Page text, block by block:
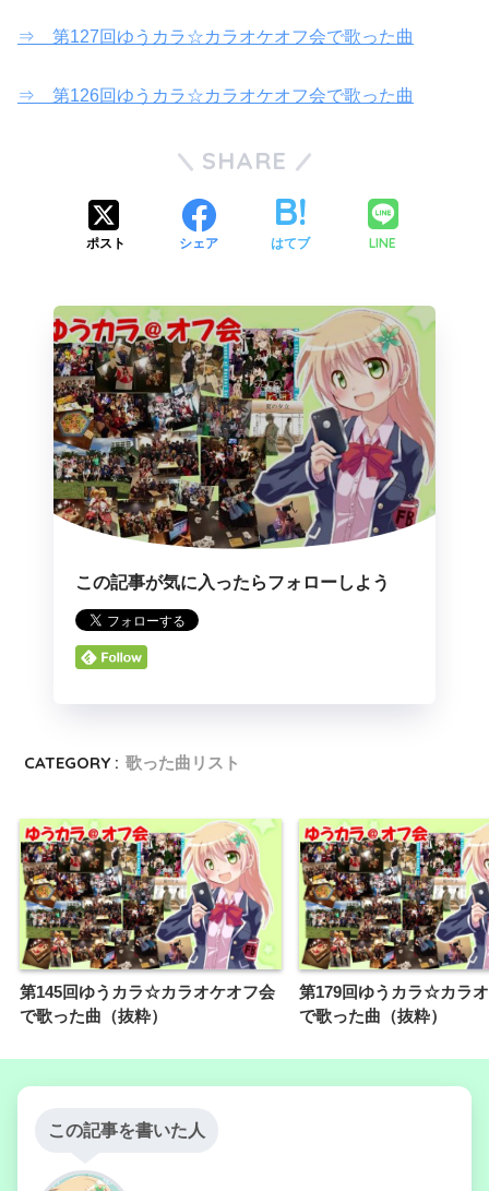
⇒ 第127回ゆうカラ☆カラオケオフ会で歌った曲
⇒ 第126回ゆうカラ☆カラオケオフ会で歌った曲
SHARE
ポスト シェア はてブ LINE
この記事が気に入ったらフォローしよう
CATEGORY : 歌った曲リスト
第145回ゆうカラ☆カラオケオフ会
で歌った曲（抜粋）
第179回ゆうカラ☆カラ
で歌った曲（抜粋）
この記事を書いた人